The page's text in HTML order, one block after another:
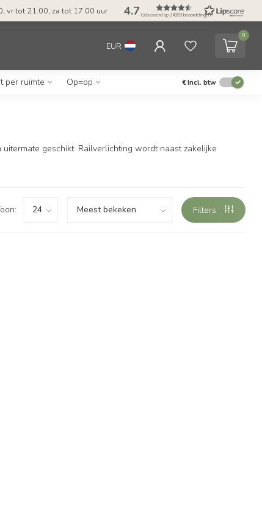
vr tot 21.00, za tot 17.00 uur 4.7 Gebaseerd op 24393 beoordelingen
EUR
0
per ruimte Op=op €Incl. btw
geschikt. Railverlichting wordt naast zakelijke
Filters